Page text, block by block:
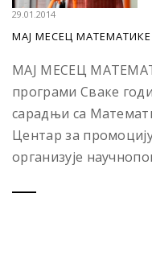
29.01.2014
МАЈ МЕСЕЦ МАТЕМАТИКЕ
МАЈ МЕСЕЦ
програми Сваке
сарадњи са
Центар за
организује